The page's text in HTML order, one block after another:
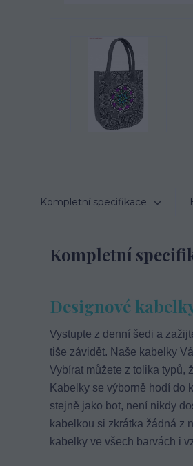
Kompletní specifikace
Kompletní
Designové
Vystupte z denní šedi a
tiše závidět. Naše kabelky
Vybírat můžete z tolika typů,
Kabelky se výborně hodí do
stejně jako bot, není nikdy
kabelkou si zkrátka žádná z
kabelky ve všech barvách i